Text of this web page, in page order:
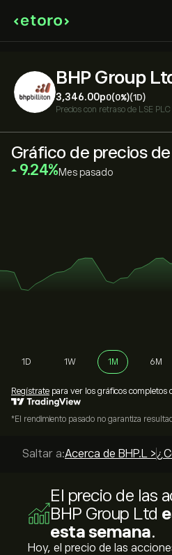
BHP Group
3,346.00‎p‎0(0%)(1D)
Precios con retraso de LSE PLC
Gráfico de precios de
‎9.24‎ Mes pasado
1D 1W 1M 6M
Regístrate para ver los gráficos completos
*El rendimiento pasado no garantiza
Saltar a:Acerca de BHP.L >
El precio de las
BHP Group Ltd
esta semana.
Hoy, el precio de las